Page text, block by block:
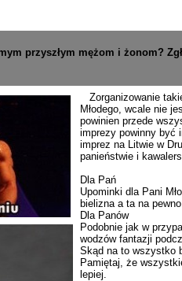
przyszłym mężom i żonom?
Zorganizowanie
Młodego, wcale nie
powinien przede
imprezy powinny być
imprez na Litwie w
panieństwie i
Dla Pań
Upominki dla Pani
bielizna a ta na
Dla Panów
Podobnie jak w
wodzów fantazji
Skąd na to wszystko
Pamiętaj, że
lepiej.